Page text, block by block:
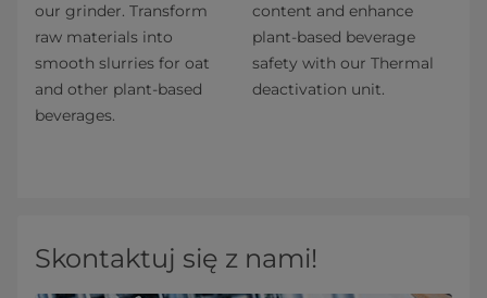
our grinder. Transform
raw materials into
smooth slurries for oat
and other plant-based
beverages.
content and enhance
plant-based beverage
safety with our Thermal
deactivation unit.
Skontaktuj się z nami!